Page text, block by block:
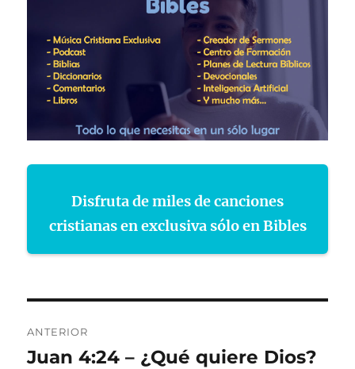
Disfruta de miles de canciones
cristianas en exclusiva sólo en Bibles
de
ANTERIOR
Entrada
Juan 4:24 – ¿Qué quiere Dios?